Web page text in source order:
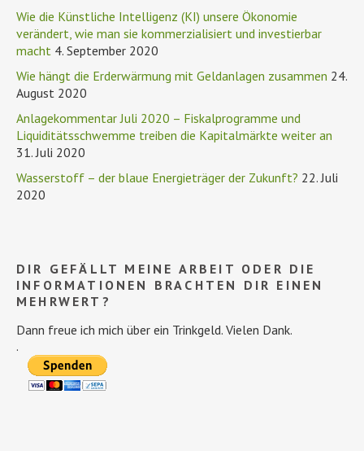
Wie die Künstliche Intelligenz (KI) unsere Ökonomie
verändert, wie man sie kommerzialisiert und investierbar
macht 4. September 2020
Wie hängt die Erderwärmung mit Geldanlagen zusammen 24.
August 2020
Anlagekommentar Juli 2020 – Fiskalprogramme und
Liquiditätsschwemme treiben die Kapitalmärkte weiter an
31. Juli 2020
Wasserstoff – der blaue Energieträger der Zukunft? 22. Juli
2020
DIR GEFÄLLT MEINE ARBEIT ODER DIE
INFORMATIONEN BRACHTEN DIR EINEN
MEHRWERT?
Dann freue ich mich über ein Trinkgeld. Vielen Dank.
.